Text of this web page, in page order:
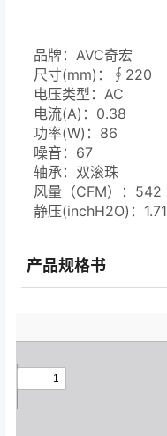
品牌：AVC奇宏
尺寸(mm)：∮220
电压类型：AC
电流(A)：0.38
功率(W)：86
噪音：67
轴承：双滚珠
风量（CFM）：542
静压(inchH2O)：1.71
产品规格书